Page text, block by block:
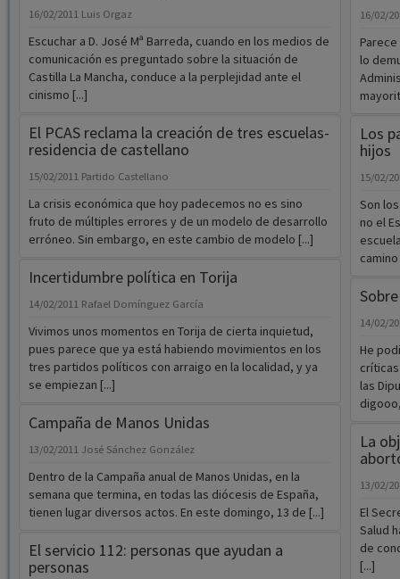
16/02/2011 Luis Orgaz
Escuchar a D. José Mª Barreda, cuando en los medios de
comunicación es preguntado sobre la situación de
Castilla La Mancha, conduce a la perplejidad ante el
cinismo [...]
El PCAS reclama la creación de tres escuelas-
residencia de castellano
15/02/2011 Partido Castellano
La crisis económica que hoy padecemos no es sino
fruto de múltiples errores y de un modelo de desarrollo
erróneo. Sin embargo, en este cambio de modelo [...]
Incertidumbre política en Torija
14/02/2011 Rafael Domínguez García
Vivimos unos momentos en Torija de cierta inquietud,
pues parece que ya está habiendo movimientos en los
tres partidos políticos con arraigo en la localidad, y ya
se empiezan [...]
Campaña de Manos Unidas
13/02/2011 José Sánchez González
Dentro de la Campaña anual de Manos Unidas, en la
semana que termina, en todas las diócesis de España,
tienen lugar diversos actos. En este domingo, 13 de [...]
El servicio 112: personas que ayudan a
personas
16/02/
lo
Los
hijos
15/02/
Son
no el
14/02/
He
las
La
13/02/
El
Salud
de
[...]